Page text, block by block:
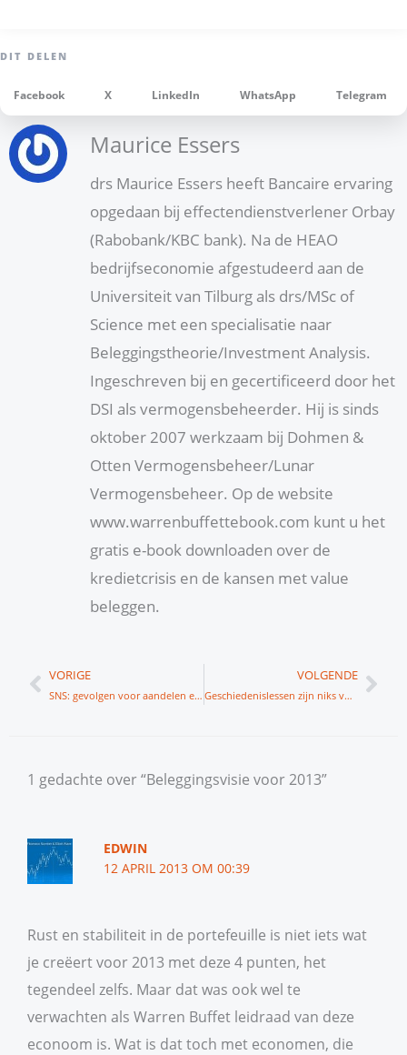
Facebook X LinkedIn WhatsApp Telegram
Maurice Essers
drs Maurice Essers heeft Bancaire ervaring
opgedaan bij effectendienstverlener Orbay
(Rabobank/KBC bank). Na de HEAO
bedrijfseconomie afgestudeerd aan de
Universiteit van Tilburg als drs/MSc of
Science met een specialisatie naar
Beleggingstheorie/Investment Analysis.
Ingeschreven bij en gecertificeerd door het
DSI als vermogensbeheerder. Hij is sinds
oktober 2007 werkzaam bij Dohmen &
Otten Vermogensbeheer/Lunar
Vermogensbeheer. Op de website
www.warrenbuffettebook.com kunt u het
gratis e-book downloaden over de
kredietcrisis en de kansen met value
beleggen.
Vorige
VORIGE
SNS: gevolgen voor aandelen en obligaties
VOLGENDE
Geschiedenislessen zijn niks voor beleidsmakers
1 gedachte over “Beleggingsvisie voor 2013”
EDWIN
12 APRIL 2013 OM 00:39
Rust en stabiliteit in de portefeuille is niet iets wat
je creëert voor 2013 met deze 4 punten, het
tegendeel zelfs. Maar dat was ook wel te
verwachten als Warren Buffet leidraad van deze
econoom is. Wat is dat toch met economen, die